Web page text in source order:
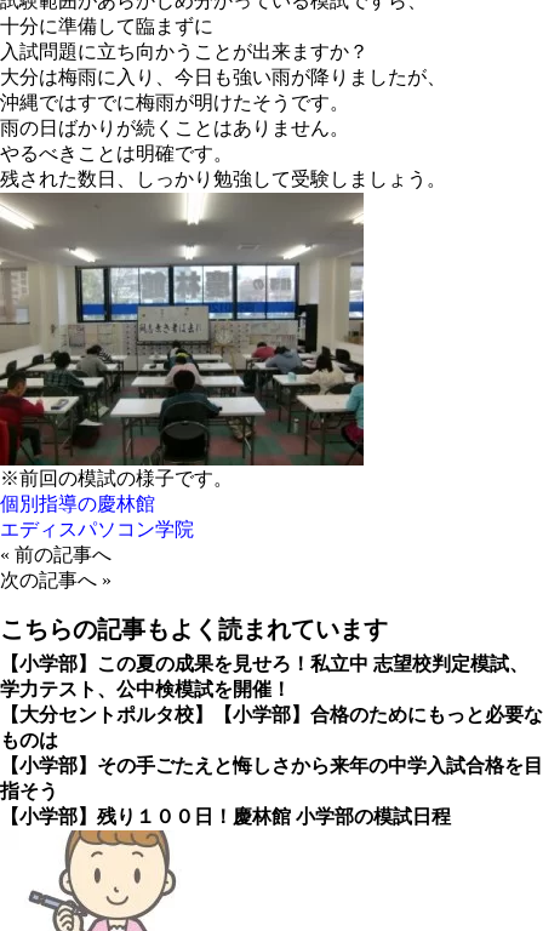
十分に準備して臨まずに
入試問題に立ち向かうことが出来ますか？
大分は梅雨に入り、今日も強い雨が降りましたが、
沖縄ではすでに梅雨が明けたそうです。
雨の日ばかりが続くことはありません。
やるべきことは明確です。
残された数日、しっかり勉強して受験しましょう。
※前回の模試の様子です。
個別指導の慶林館
エディスパソコン学院
« 前の記事へ
次の記事へ »
こちらの記事もよく読まれています
【小学部】この夏の成果を見せろ！私立中 志望校判定模試、
学力テスト、公中検模試を開催！
【大分セントポルタ校】【小学部】合格のためにもっと必要な
ものは
【小学部】その手ごたえと悔しさから来年の中学入試合格を目
指そう
【小学部】残り１００日！慶林館 小学部の模試日程